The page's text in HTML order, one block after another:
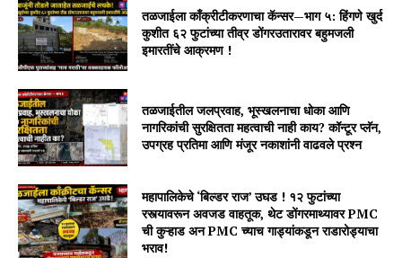
तळजाईला काँक्रीटीकरणाचा कॅन्सर—भाग ५: हिंगणे खुर्द
कुशीत ६२ फुटांच्या तीव्र डोंगरउतारावर बहुमजली
इमारतींचे आक्रमण !
तळजाईतील जलप्रवाह, भूस्खलनाचा धोका आणि
नागरिकांची सुरक्षितता महत्वाची नाही काय? कॉन्टूर प्लॅन,
उपग्रह प्रतिमा आणि मंजूर नकाशांनी वाढवले प्रश्न
महापालिकेचे ‘बिल्डर राज’ उघड ! १२ फुटांच्या
रस्त्यावरून अवजड वाहतूक, थेट डोंगरमाथ्यावर PMC
ची कुऱ्हाड अन PMC च्याच गाड्यांकडून राडारोड्याचा
भराव!